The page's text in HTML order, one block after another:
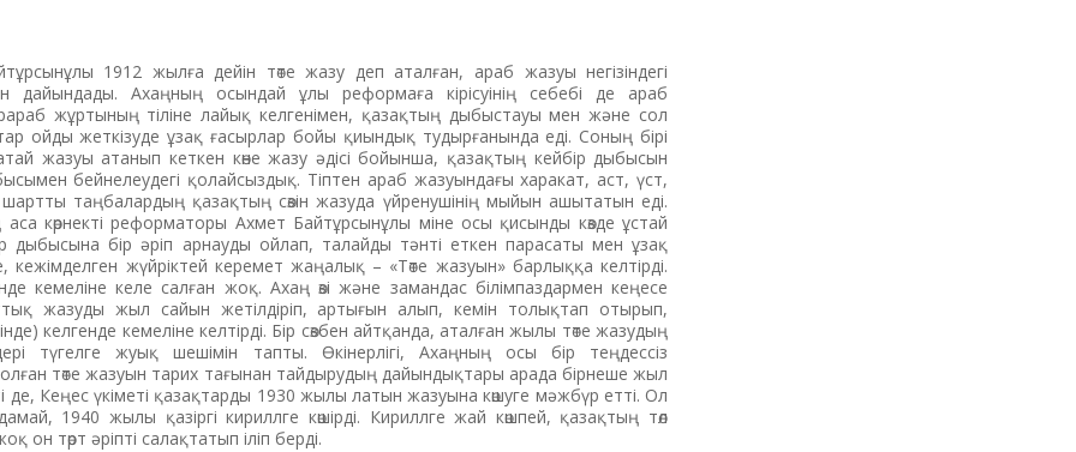
1912 жылға дейін төте жазу деп аталған, араб жазуы негізіндегі
дайындады. Ахаңның осындай ұлы реформаға кірісуінің себебі де араб
жұртының тіліне лайық келгенімен, қазақтың дыбыстауы мен және сол
ойды жеткізуде ұзақ ғасырлар бойы қиындық тудырғанында еді. Соның бірі
жазуы атанып кеткен көне жазу әдісі бойынша, қазақтың кейбір дыбысын
бейнелеудегі қолайсыздық. Тіптен араб жазуындағы харакат, аст, үст,
шартты таңбалардың қазақтың сөзін жазуда үйренушінің мыйын ашытатын еді.
көрнекті реформаторы Ахмет Байтұрсынұлы міне осы қисынды көзде ұстай
дыбысына бір әріп арнауды ойлап, талайды тәнті еткен парасаты мен ұзақ
кежімделген жүйріктей керемет жаңалық – «Төте жазуын» барлыққа келтірді.
кемеліне келе салған жоқ. Ахаң өзі және замандас білімпаздармен кеңесе
жазуды жыл сайын жетілдіріп, артығын алып, кемін толықтап отырып,
келгенде кемеліне келтірді. Бір сөзбен айтқанда, аталған жылы төте жазудың
түгелге жуық шешімін тапты. Өкінерлігі, Ахаңның осы бір теңдессіз
төте жазуын тарих тағынан тайдырудың дайындықтары арада бірнеше жыл
де, Кеңес үкіметі қазақтарды 1930 жылы латын жазуына көшуге мәжбүр етті. Ол
1940 жылы қазіргі кириллге көшірді. Кириллге жай көшпей, қазақтың төл
он төрт әріпті салақтатып іліп берді.